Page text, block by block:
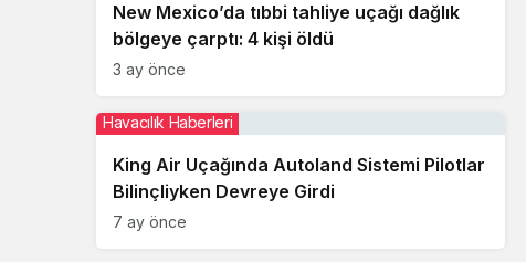
New Mexico’da tıbbi tahliye uçağı dağlık
bölgeye çarptı: 4 kişi öldü
3 ay önce
King Air Uçağında Autoland Sistemi Pilotlar
Bilinçliyken Devreye Girdi
Havacılık Haberleri
7 ay önce